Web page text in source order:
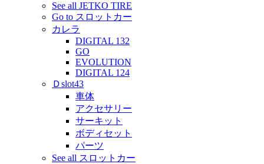
See all JETKO TIRE
Go to スロットカー
カレラ
DIGITAL 132
GO
EVOLUTION
DIGITAL 124
Ｄslot43
車体
アクセサリー
サーキット
ボディセット
パーツ
See all スロットカー